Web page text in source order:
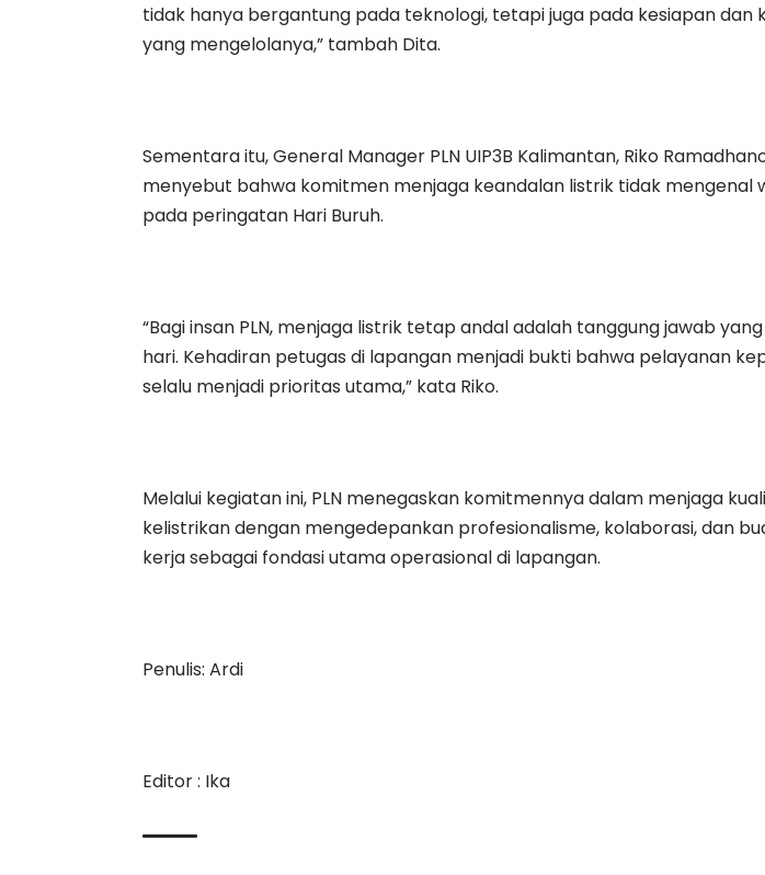
tidak hanya bergantung pada teknologi, tetapi juga pada kesiapan dan
yang mengelolanya,” tambah Dita.
Sementara itu, General Manager PLN UIP3B Kalimantan, Riko
menyebut bahwa komitmen menjaga keandalan listrik tidak mengenal
pada peringatan Hari Buruh.
“Bagi insan PLN, menjaga listrik tetap andal adalah tanggung jawab
hari. Kehadiran petugas di lapangan menjadi bukti bahwa pelayanan
selalu menjadi prioritas utama,” kata Riko.
Melalui kegiatan ini, PLN menegaskan komitmennya dalam menjaga
kelistrikan dengan mengedepankan profesionalisme, kolaborasi, dan
kerja sebagai fondasi utama operasional di lapangan.
Penulis: Ardi
Editor : Ika